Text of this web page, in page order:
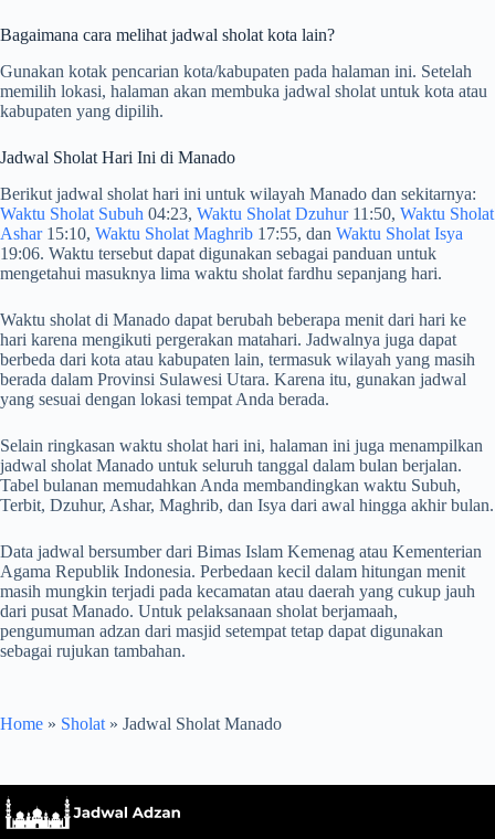
Bagaimana cara melihat jadwal sholat kota lain?
Gunakan kotak pencarian kota/kabupaten pada halaman ini. Setelah
memilih lokasi, halaman akan membuka jadwal sholat untuk kota atau
kabupaten yang dipilih.
Jadwal Sholat Hari Ini di Manado
Berikut jadwal sholat hari ini untuk wilayah Manado dan sekitarnya:
Waktu Sholat Subuh 04:23, Waktu Sholat Dzuhur11:50, Waktu Sholat
Ashar15:10, Waktu Sholat Maghrib 17:55, dan Waktu Sholat Isya
19:06. Waktu tersebut dapat digunakan sebagai panduan untuk
mengetahui masuknya lima waktu sholat fardhu sepanjang hari.
Waktu sholat di Manado dapat berubah beberapa menit dari hari ke
hari karena mengikuti pergerakan matahari. Jadwalnya juga dapat
berbeda dari kota atau kabupaten lain, termasuk wilayah yang masih
berada dalam Provinsi Sulawesi Utara. Karena itu, gunakan jadwal
yang sesuai dengan lokasi tempat Anda berada.
Selain ringkasan waktu sholat hari ini, halaman ini juga menampilkan
jadwal sholat Manado untuk seluruh tanggal dalam bulan berjalan.
Tabel bulanan memudahkan Anda membandingkan waktu Subuh,
Terbit, Dzuhur, Ashar, Maghrib, dan Isya dari awal hingga akhir bulan.
Data jadwal bersumber dari Bimas Islam Kemenag atau Kementerian
Agama Republik Indonesia. Perbedaan kecil dalam hitungan menit
masih mungkin terjadi pada kecamatan atau daerah yang cukup jauh
dari pusat Manado. Untuk pelaksanaan sholat berjamaah,
pengumuman adzan dari masjid setempat tetap dapat digunakan
sebagai rujukan tambahan.
Home » Sholat » Jadwal Sholat Manado